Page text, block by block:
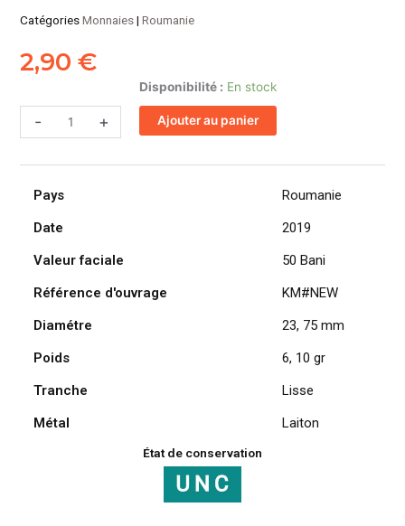
CatégoriesMonnaies|Roumanie
2,90€
Disponibilité : En stock
-
de
ROUMANIE,
de
2019,
Union
Queen
Mary
+ Ajouter au panier
Pays
Roumanie
Date
2019
Valeur faciale
50 Bani
Référence d'ouvrage
KM#NEW
Diamétre
23, 75 mm
Poids
6, 10 gr
Tranche
Lisse
Métal
Laiton
État de conservation